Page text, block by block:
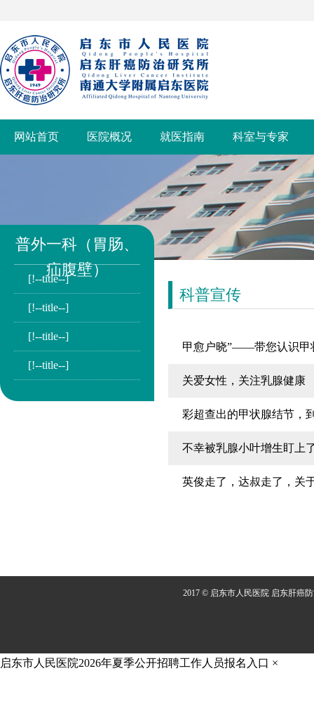
网站首页 医院概况 就医指南 科室与专家
普外一科（胃肠、
疝腹壁）
[!--title--]
[!--title--]
[!--title--]
[!--title--]
科普宣传
甲愈户晓”——带您认识甲
关爱女性，关注乳腺健康
彩超查出的甲状腺结节，
不幸被乳腺小叶增生盯上
英俊走了，达叔走了，关
2017 © 启东市人民医院 启东肝癌
启东市人民医院2026年夏季公开招聘工作人员报名入口 ×